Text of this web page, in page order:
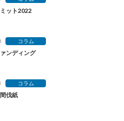
ット2022
コラム
ンディング
コラム
伐紙